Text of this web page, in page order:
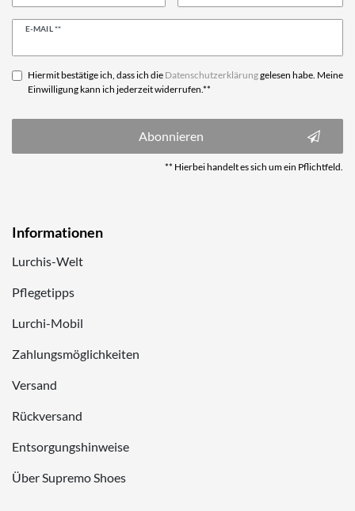
E-MAIL **
Newsletter
Hiermit bestätige ich, dass ich die Daten­schutz­erklärunggelesen habe. Meine
Einwilligung kann ich jederzeit widerrufen.**
Abonnieren
** Hierbei handelt es sich um ein Pflichtfeld.
Informationen
Lurchis-Welt
Pflegetipps
Lurchi-Mobil
Zahlungsmöglichkeiten
Versand
Rückversand
Entsorgungshinweise
Über Supremo Shoes